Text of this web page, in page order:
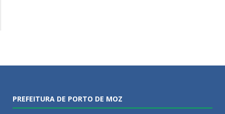
PREFEITURA DE PORTO DE MOZ